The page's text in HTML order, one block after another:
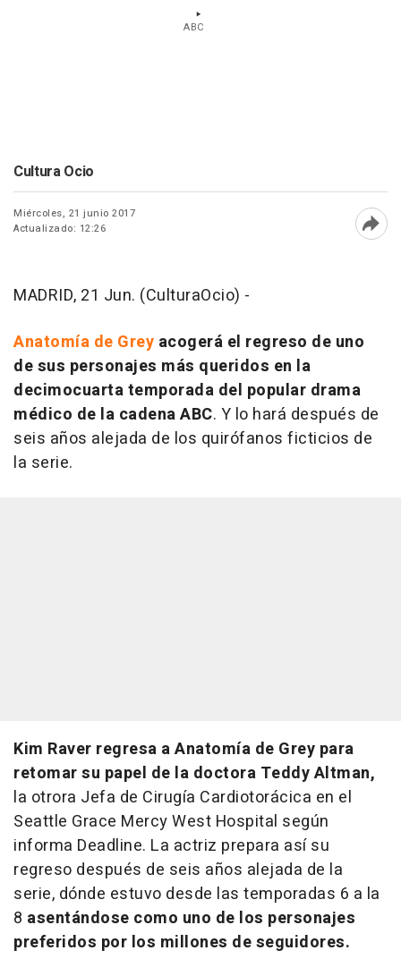
ABC
Cultura Ocio
Miércoles, 21 junio 2017
Actualizado: 12:26
MADRID, 21 Jun. (CulturaOcio) -
Anatomía de Grey acogerá el regreso de uno
de sus personajes más queridos en la
decimocuarta temporada del popular drama
médico de la cadena ABC. Y lo hará después de
seis años alejada de los quirófanos ficticios de
la serie.
Kim Raver regresa aAnatomía de Grey para
retomar su papel de la doctora Teddy Altman,
la otrora Jefa de Cirugía Cardiotorácica en el
Seattle Grace Mercy West Hospital según
informa Deadline. La actriz prepara así su
regreso después de seis años alejada de la
serie, dónde estuvo desde las temporadas 6 a la
8 asentándose como uno de los personajes
preferidos por los millones de seguidores.